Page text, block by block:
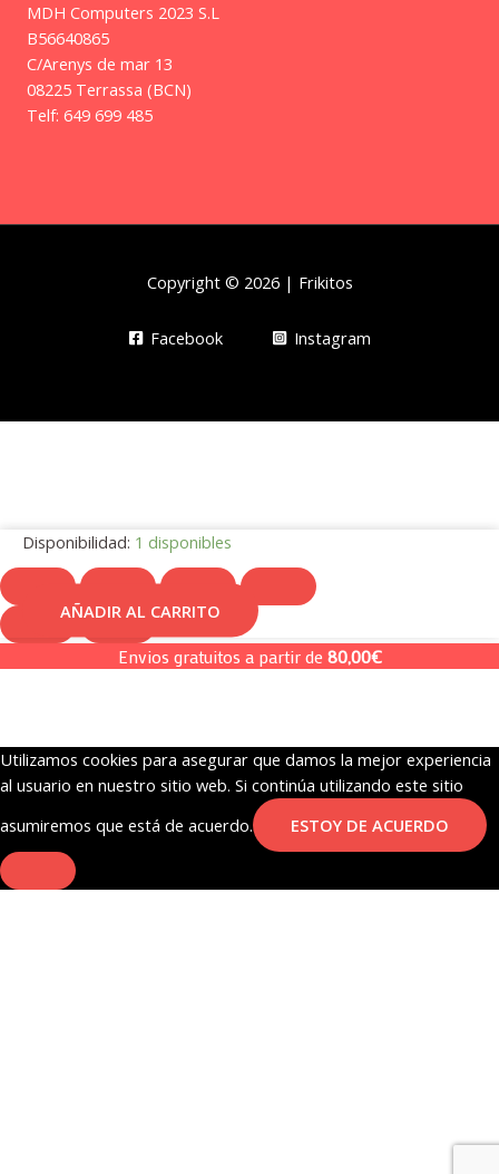
MDH Computers 2023 S.L
B56640865
C/Arenys de mar 13
08225 Terrassa (BCN)
Telf: 649 699 485
Copyright © 2026 | Frikitos
Facebook Instagram
Disponibilidad: 1 disponibles
5
cantidad
AÑADIR AL CARRITO
Envios gratuitos a partir de 80,00€
Utilizamos cookies para asegurar que damos la mejor experiencia
al usuario en nuestro sitio web. Si continúa utilizando este sitio
asumiremos que está de acuerdo.
ESTOY DE ACUERDO